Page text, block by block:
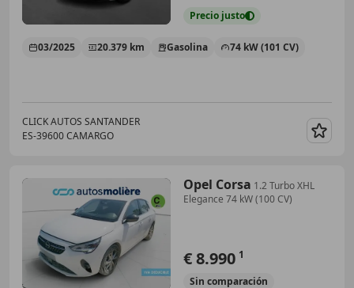
Precio justo
03/2025 20.379 km Gasolina 74 kW (101 CV)
CLICK AUTOS SANTANDER
ES-39600 CAMARGO
Opel Corsa 1.2 Turbo XHL
Elegance 74 kW (100 CV)
€ 8.990 1
Sin comparación